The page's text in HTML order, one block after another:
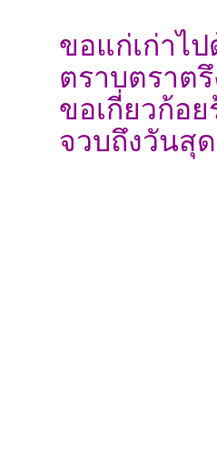
ขอแก่เก่าไ
ตราบตราต
ขอเกี่ยวก้อย
จวบถึงวันสุ